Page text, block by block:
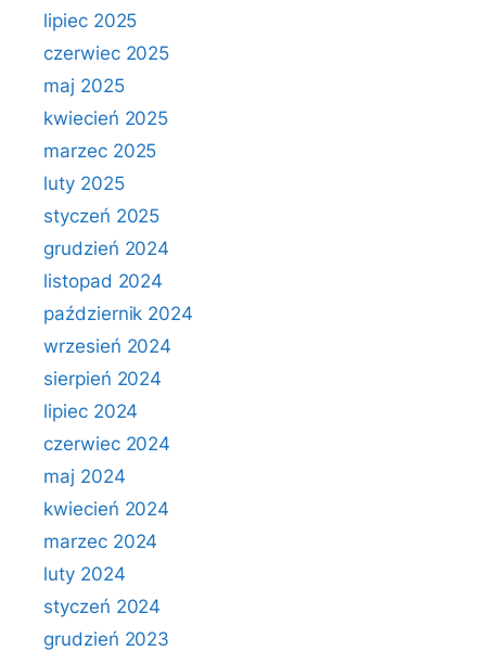
lipiec 2025
czerwiec 2025
maj 2025
kwiecień 2025
marzec 2025
luty 2025
styczeń 2025
grudzień 2024
listopad 2024
październik 2024
wrzesień 2024
sierpień 2024
lipiec 2024
czerwiec 2024
maj 2024
kwiecień 2024
marzec 2024
luty 2024
styczeń 2024
grudzień 2023